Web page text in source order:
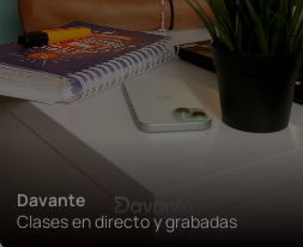
Davante
Clases en directo y grabadas